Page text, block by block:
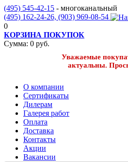
(495) 545-42-15 - многоканальный
(495) 162-24-26, (903) 969-08-54
0
КОРЗИНА ПОКУПОК
Сумма: 0 руб.
Уважаемые
актуальны.
О компании
Сертификаты
Дилерам
Галерея работ
Оплата
Доставка
Контакты
Акции
Вакансии